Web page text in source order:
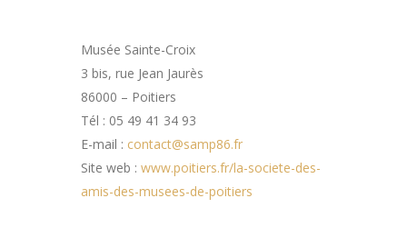
Musée Sainte-Croix
3 bis, rue Jean Jaurès
86000 – Poitiers
Tél : 05 49 41 34 93
E-mail : contact@samp86.fr
Site web : www.poitiers.fr/la-societe-des-
amis-des-musees-de-poitiers